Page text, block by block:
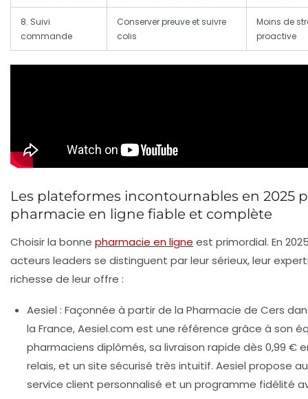
8. Suivi
commande
Conserver preuve et suivre
colis
Moins de
proactive
Les plateformes incontournables en 2025
pharmacie en ligne fiable et complète
Choisir la bonne pharmacie en ligne est primordial. En
acteurs leaders se distinguent par leur sérieux, leur
richesse de leur offre :
Aesiel : Façonnée à partir de la Pharmacie de Cers
la France, Aesiel.com est une référence grâce à son
pharmaciens diplômés, sa livraison rapide dès 0,99 €
relais, et un site sécurisé très intuitif. Aesiel propose
service client personnalisé et un programme fidélité